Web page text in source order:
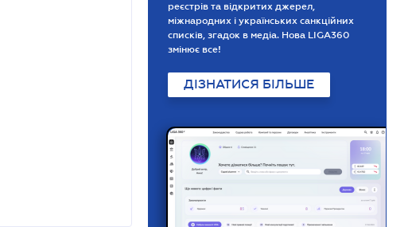
реєстрів та відкритих джерел,
міжнародних і українських санкційних
списків, згадок в медіа. Нова LIGA360
змінює все!
ДІЗНАТИСЯ БІЛЬШЕ